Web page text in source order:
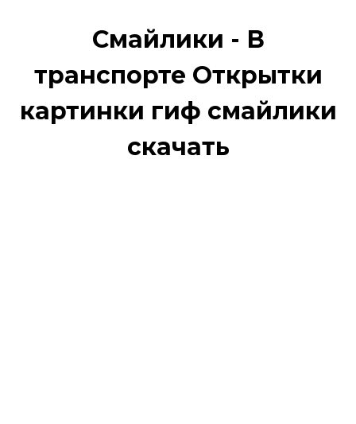
Смайлики - В
транспорте Открытки
картинки гиф смайлики
скачать